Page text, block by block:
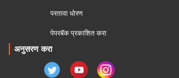
परतावा धोरण
पेपरबॅक प्रकाशित करा
अनुसरण करा